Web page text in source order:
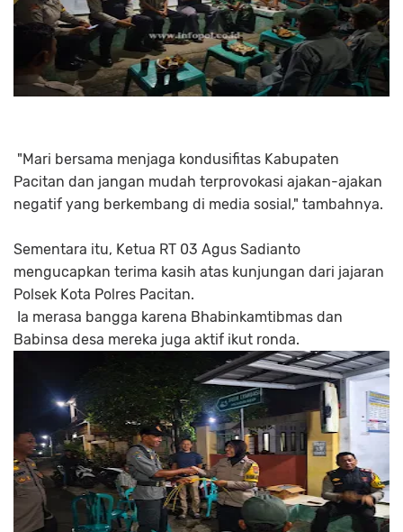
"Mari bersama menjaga kondusifitas Kabupaten
Pacitan dan jangan mudah terprovokasi ajakan-ajakan
negatif yang berkembang di media sosial," tambahnya.
Sementara itu, Ketua RT 03 Agus Sadianto
mengucapkan terima kasih atas kunjungan dari jajaran
Polsek Kota Polres Pacitan.
Ia merasa bangga karena Bhabinkamtibmas dan
Babinsa desa mereka juga aktif ikut ronda.